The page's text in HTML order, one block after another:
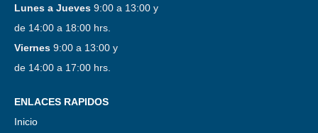
Lunes a Jueves 9:00 a 13:00 y
de 14:00 a 18:00 hrs.
Viernes 9:00 a 13:00 y
de 14:00 a 17:00 hrs.
ENLACES RAPIDOS
Inicio